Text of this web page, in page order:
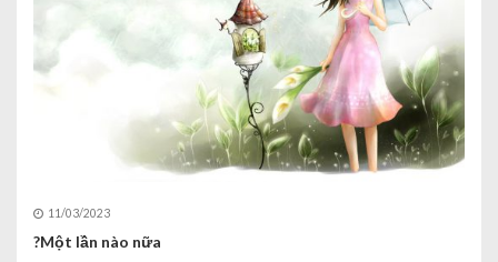
11/03/2023
?Một lần nào nữa